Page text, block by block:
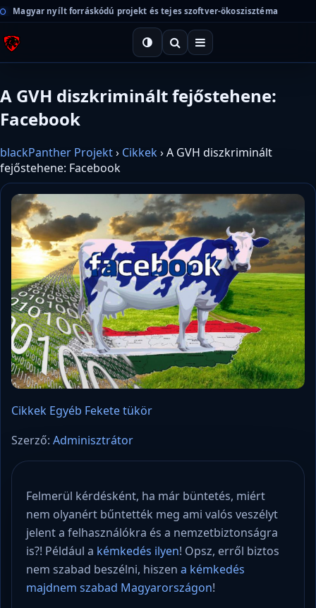
Magyar nyílt forráskódú projekt és tejes szoftver-ökoszisztéma
A GVH diszkriminált fejőstehene:
Facebook
blackPanther Projekt› Cikkek›A GVH diszkriminált
fejőstehene: Facebook
Cikkek Egyéb Fekete tükör
Szerző: Adminisztrátor
Felmerül kérdésként, ha már büntetés, miért
nem olyanért bűntették meg ami valós veszélyt
jelent a felhasználókra és a nemzetbiztonságra
is?! Például a kémkedés ilyen! Opsz, erről biztos
nem szabad beszélni, hiszen a kémkedés
majdnem szabad Magyarországon!